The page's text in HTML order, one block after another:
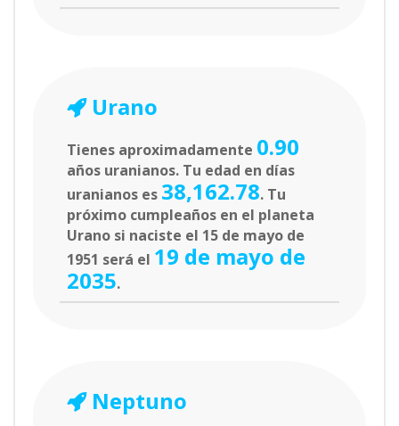
Urano
Tienes aproximadamente 0.90
años uranianos. Tu edad en días
uranianos es 38,162.78. Tu
próximo cumpleaños en el planeta
Urano si naciste el 15 de mayo de
1951 será el 19 de mayo de
2035.
Neptuno